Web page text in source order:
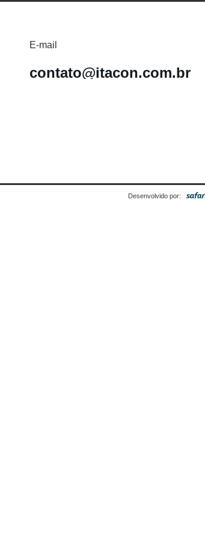
E-mail
contato@itacon.com.br
Desenvolvido por: